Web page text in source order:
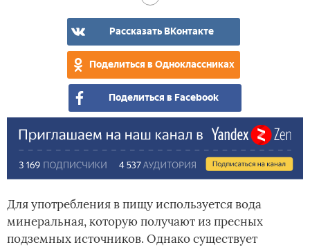
Рассказать ВКонтакте
Поделиться в Одноклассниках
Поделиться в Facebook
Для употребления в пищу используется вода
минеральная, которую получают из пресных
подземных источников. Однако существует